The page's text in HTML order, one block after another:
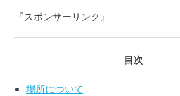
『スポンサーリンク』
目次
場所について